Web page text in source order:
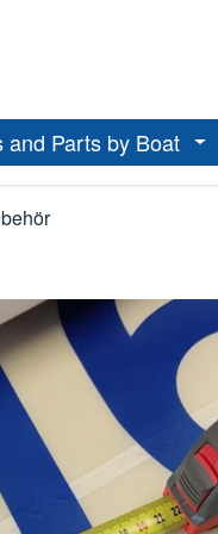
menu from the
and Parts by Boat